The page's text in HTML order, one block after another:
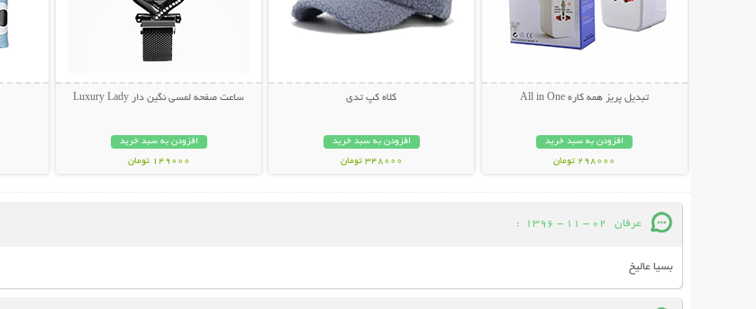
تبدیل پریز همه کاره All in One
افزودن به سبد خرید
298000 تومان
کلاه کپ تدی
افزودن به سبد خرید
348000 تومان
ساعت صفحه لمسی نگین دار Luxury Lady
افزودن به سبد خرید
149000 تومان
عرفان 02 - 11 - 1396
:
بسیا عالیخ